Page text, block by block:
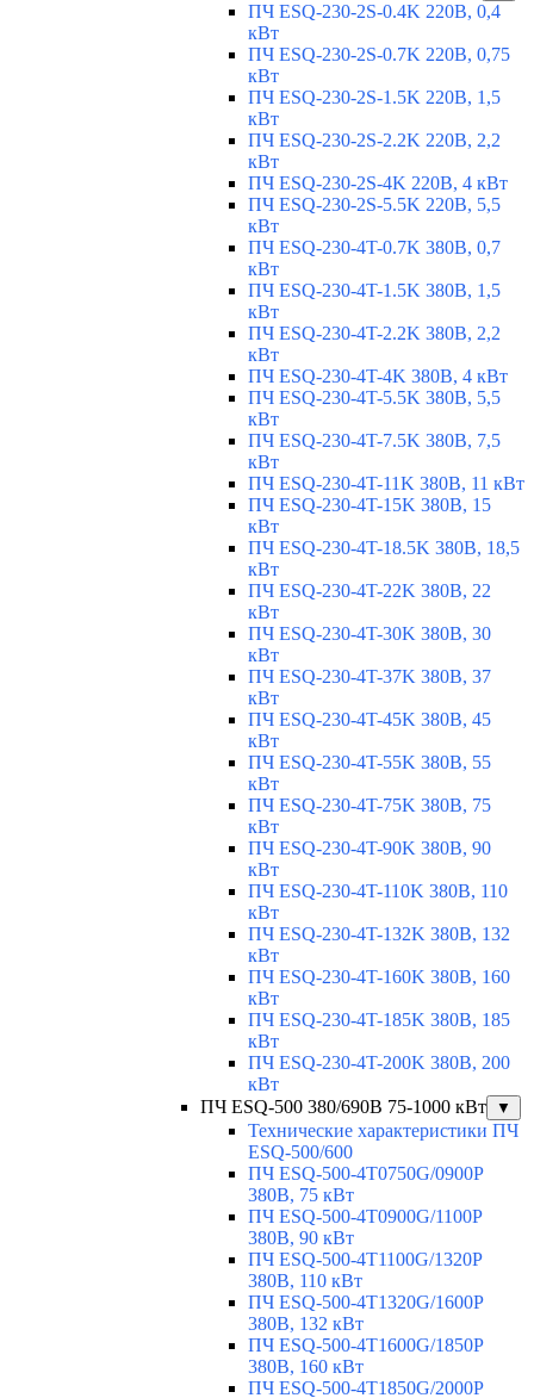
ПЧ ESQ-230-2S-0.4K 220В, 0,4
кВт
ПЧ ESQ-230-2S-0.7K 220В, 0,75
кВт
ПЧ ESQ-230-2S-1.5K 220В, 1,5
кВт
ПЧ ESQ-230-2S-2.2K 220В, 2,2
кВт
ПЧ ESQ-230-2S-4K 220В, 4 кВт
ПЧ ESQ-230-2S-5.5K 220В, 5,5
кВт
ПЧ ESQ-230-4T-0.7K 380В, 0,7
кВт
ПЧ ESQ-230-4T-1.5K 380В, 1,5
кВт
ПЧ ESQ-230-4T-2.2K 380В, 2,2
кВт
ПЧ ESQ-230-4T-4K 380В, 4 кВт
ПЧ ESQ-230-4T-5.5K 380В, 5,5
кВт
ПЧ ESQ-230-4T-7.5K 380В, 7,5
кВт
ПЧ ESQ-230-4T-11K 380В, 11 кВт
ПЧ ESQ-230-4T-15K 380В, 15
кВт
ПЧ ESQ-230-4T-18.5K 380В, 18,5
кВт
ПЧ ESQ-230-4T-22K 380В, 22
кВт
ПЧ ESQ-230-4T-30K 380В, 30
кВт
ПЧ ESQ-230-4T-37K 380В, 37
кВт
ПЧ ESQ-230-4T-45K 380В, 45
кВт
ПЧ ESQ-230-4T-55K 380В, 55
кВт
ПЧ ESQ-230-4T-75K 380В, 75
кВт
ПЧ ESQ-230-4T-90K 380В, 90
кВт
ПЧ ESQ-230-4T-110K 380В, 110
кВт
ПЧ ESQ-230-4T-132K 380В, 132
кВт
ПЧ ESQ-230-4T-160K 380В, 160
кВт
ПЧ ESQ-230-4T-185K 380В, 185
кВт
ПЧ ESQ-230-4T-200K 380В, 200
кВт
ПЧ ESQ-500 380/690В 75-1000 кВт
▼
Технические характеристики ПЧ
ESQ-500/600
ПЧ ESQ-500-4T0750G/0900P
380В, 75 кВт
ПЧ ESQ-500-4T0900G/1100P
380В, 90 кВт
ПЧ ESQ-500-4T1100G/1320P
380В, 110 кВт
ПЧ ESQ-500-4T1320G/1600P
380В, 132 кВт
ПЧ ESQ-500-4T1600G/1850P
380В, 160 кВт
ПЧ ESQ-500-4T1850G/2000P